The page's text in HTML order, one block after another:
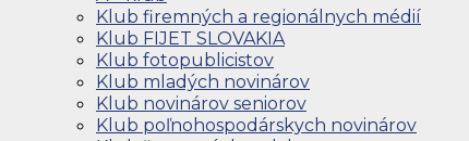
Klub firemných a regionálnych médií
Klub FIJET SLOVAKIA
Klub fotopublicistov
Klub mladých novinárov
Klub novinárov seniorov
Klub poľnohospodárskych novinárov